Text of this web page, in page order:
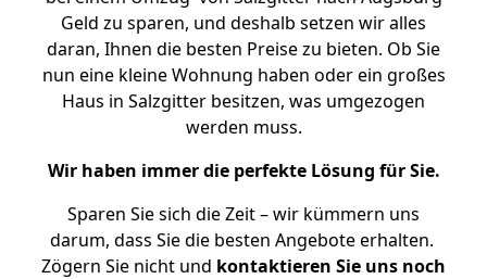
Geld zu sparen, und deshalb setzen wir alles
daran, Ihnen die besten Preise zu bieten. Ob Sie
nun eine kleine Wohnung haben oder ein großes
Haus in Salzgitter besitzen, was umgezogen
werden muss.
Wir haben immer die perfekte Lösung für Sie.
Sparen Sie sich die Zeit – wir kümmern uns
darum, dass Sie die besten Angebote erhalten.
Zögern Sie nicht und kontaktieren Sie uns noch